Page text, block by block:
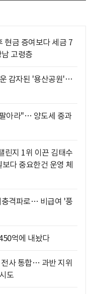
현금 증여보다 세금 7
고령층
감자된 '용산공원'…
아라"… 양도세 중과
린지 1위 이끈 김태수
다 중요한건 운영 체
충격파로… 비급여 '풍
억에 내놨다
사 통합… 과반 지위
도